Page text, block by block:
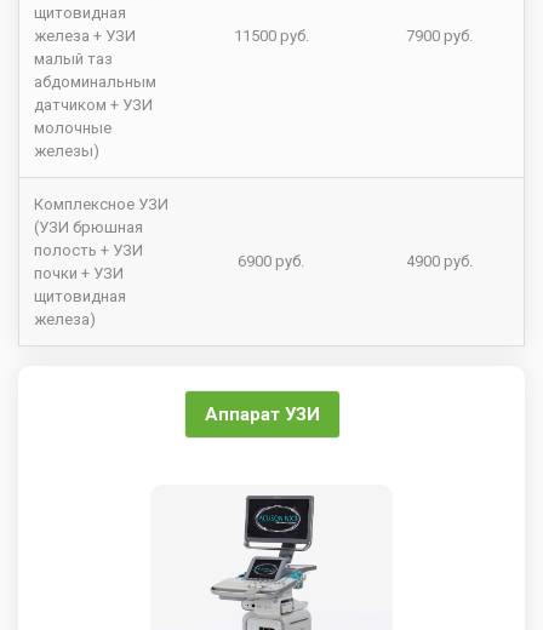
щитовидная
железа + УЗИ
малый таз
абдоминальным
датчиком + УЗИ
молочные
железы)
11500 руб. 7900 руб.
Комплексное УЗИ
(УЗИ брюшная
полость + УЗИ
почки + УЗИ
щитовидная
железа)
6900 руб. 4900 руб.
Аппарат УЗИ